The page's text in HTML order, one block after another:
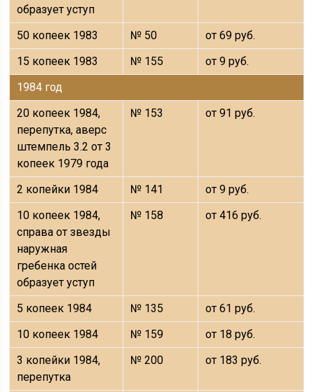
образует уступ
50 копеек 1983 № 50
от 69 руб.
15 копеек 1983
№ 155
от 9 руб.
1984 год
20 копеек 1984,
перепутка, аверс
штемпель 3.2 от 3
копеек 1979 года
№ 153 от 91 руб.
2 копейки 1984 № 141
от 9 руб.
10 копеек 1984,
справа от звезды
наружная
гребенка остей
образует уступ
№ 158 от 416 руб.
5 копеек 1984 № 135
от 61 руб.
10 копеек 1984
№ 159
от 18 руб.
3 копейки 1984,
перепутка
№ 200 от 183 руб.